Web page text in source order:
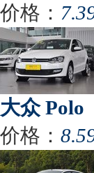
价格：
大众 Polo
价格：